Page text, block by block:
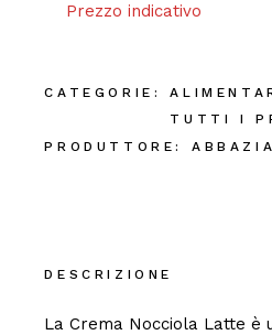
Prezzo indicativo
CATEGORIE:
TUTTI I
PRODUTTORE:
DESCRIZIONE
La Crema Nocciola Latte è